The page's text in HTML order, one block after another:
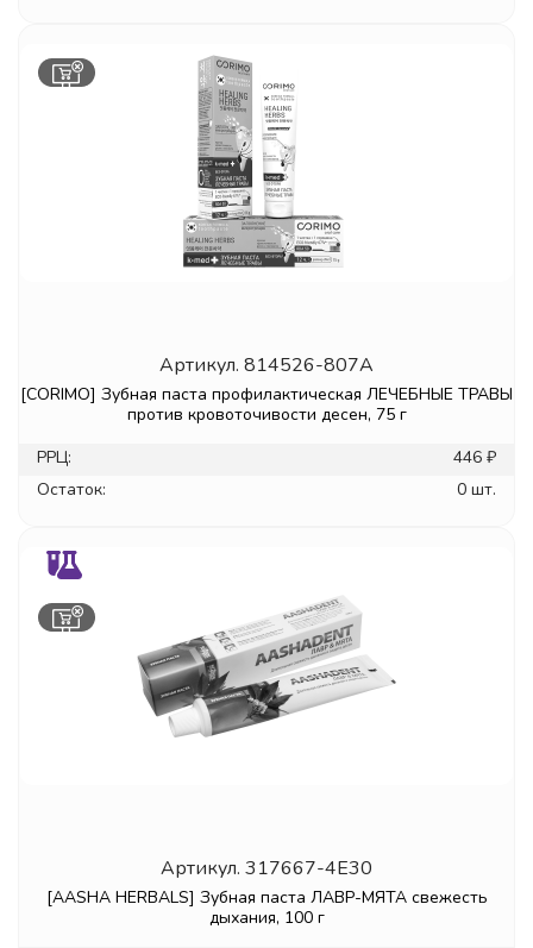
Артикул. 814526-807A
[CORIMO] Зубная паста профилактическая ЛЕЧЕБНЫЕ ТРАВЫ
против кровоточивости десен, 75 г
РРЦ:
446 ₽
Остаток:
0 шт.
Артикул. 317667-4E30
[AASHA HERBALS] Зубная паста ЛАВР-МЯТА свежесть
дыхания, 100 г